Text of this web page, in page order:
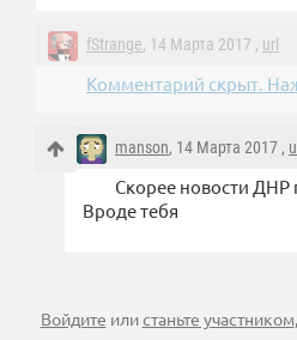
fStrange, 14 Марта 2017 , url
Комментарий скрыт.
manson, 14 Марта 2017 ,
Скорее новости ДНР
Вроде тебя
Войдите илистаньте участником